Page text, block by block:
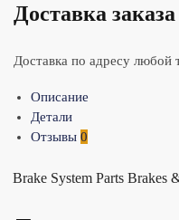
Доставка заказа
Доставка по адресу любой
Описание
Детали
Отзывы 0
Brake System Parts Brakes